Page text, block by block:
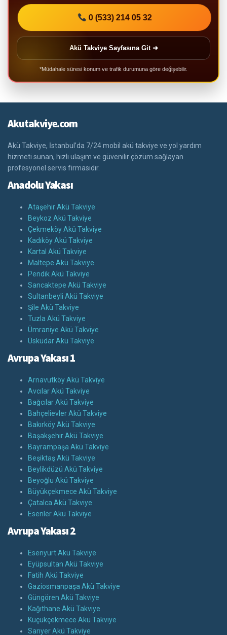
0 (533) 214 05 32
Akü Takviye Sayfasına Git ➜
*Müdahale süresi konum ve trafik durumuna göre değişebilir.
Akutakviye.com
Akü Takviye, İstanbul’da 7/24 mobil akü takviye ve yol yardım
hizmeti sunan, hızlı ulaşım ve güvenilir çözüm sağlayan
profesyonel servis firmasıdır.
Anadolu Yakası
Ataşehir Akü Takviye
Beykoz Akü Takviye
Çekmeköy Akü Takviye
Kadıköy Akü Takviye
Kartal Akü Takviye
Maltepe Akü Takviye
Pendik Akü Takviye
Sancaktepe Akü Takviye
Sultanbeyli Akü Takviye
Şile Akü Takviye
Tuzla Akü Takviye
Ümraniye Akü Takviye
Üsküdar Akü Takviye
Avrupa Yakası 1
Arnavutköy Akü Takviye
Avcılar Akü Takviye
Bağcılar Akü Takviye
Bahçelievler Akü Takviye
Bakırköy Akü Takviye
Başakşehir Akü Takviye
Bayrampaşa Akü Takviye
Beşiktaş Akü Takviye
Beylikdüzü Akü Takviye
Beyoğlu Akü Takviye
Büyükçekmece Akü Takviye
Çatalca Akü Takviye
Esenler Akü Takviye
Avrupa Yakası 2
Esenyurt Akü Takviye
Eyüpsultan Akü Takviye
Fatih Akü Takviye
Gaziosmanpaşa Akü Takviye
Güngören Akü Takviye
Kağıthane Akü Takviye
Küçükçekmece Akü Takviye
Sarıyer Akü Takviye